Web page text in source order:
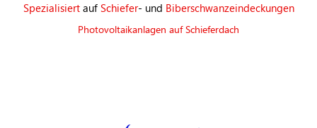
Spezialisiertauf Schiefer- und Biberschwanzeindeckungen
Photovoltaikanlagen auf Schieferdach